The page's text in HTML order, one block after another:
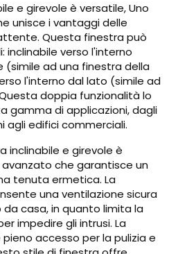
e girevole è versatile, Uno
unisce i vantaggi delle
Questa finestra può
inclinabile verso l'interno
(simile ad una finestra della
l'interno dal lato (simile ad
doppia funzionalità lo
gamma di applicazioni, dagli
edifici commerciali.
inclinabile e girevole è
che garantisce un
tenuta ermetica. La
una ventilazione sicura
casa, in quanto limita la
impedire gli intrusi. La
accesso per la pulizia e